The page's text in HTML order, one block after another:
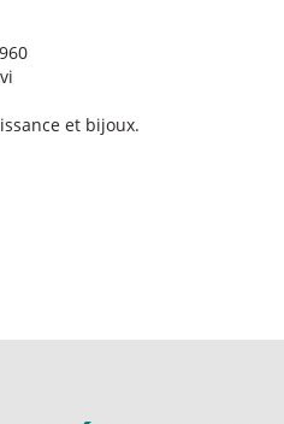
et bijoux.